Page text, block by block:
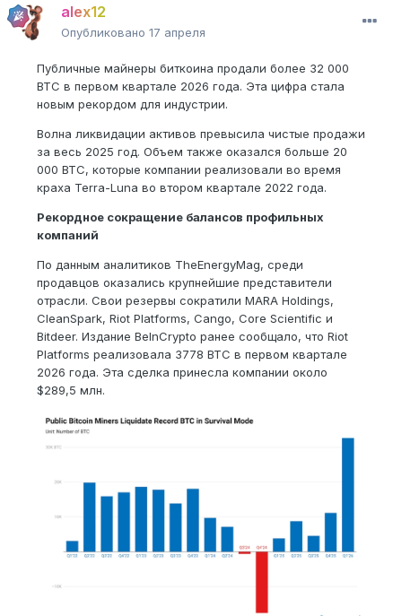
alex12
Опубликовано 17 апреля
Публичные майнеры биткоина продали более 32 000
BTC в первом квартале 2026 года. Эта цифра стала
новым рекордом для индустрии.
Волна ликвидации активов превысила чистые продажи
за весь 2025 год. Объем также оказался больше 20
000 BTC, которые компании реализовали во время
краха Terra-Luna во втором квартале 2022 года.
Рекордное сокращение балансов профильных
компаний
По данным аналитиков TheEnergyMag, среди
продавцов оказались крупнейшие представители
отрасли. Свои резервы сократили MARA Holdings,
CleanSpark, Riot Platforms, Cango, Core Scientific и
Bitdeer. Издание BeInCrypto ранее сообщало, что Riot
Platforms реализовала 3778 BTC в первом квартале
2026 года. Эта сделка принесла компании около
$289,5 млн.